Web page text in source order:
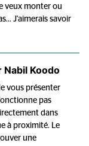
veux monter ou
J'aimerais savoir
Nabil Koodo
vous présenter
pas
dans
à proximité. Le
une